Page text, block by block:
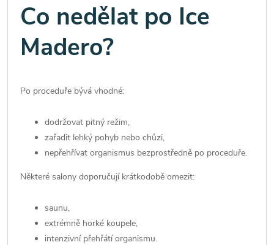
Co nedělat po Ice
Madero?
Po proceduře bývá vhodné:
dodržovat pitný režim,
zařadit lehký pohyb nebo chůzi,
nepřehřívat organismus bezprostředně po proceduře.
Některé salony doporučují krátkodobě omezit:
saunu,
extrémně horké koupele,
intenzivní přehřátí organismu.